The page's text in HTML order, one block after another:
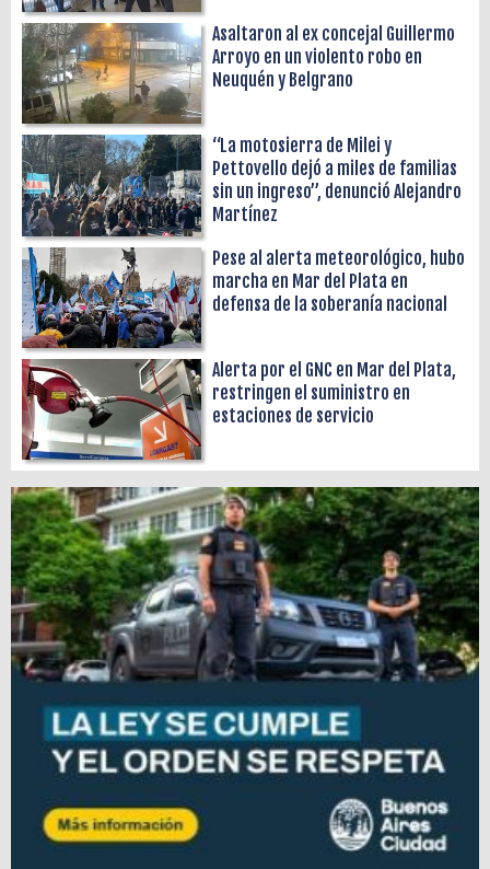
Asaltaron al ex concejal Guillermo
Arroyo en un violento robo en
Neuquén y Belgrano
“La motosierra de Milei y
Pettovello dejó a miles de familias
sin un ingreso”, denunció Alejandro
Martínez
Pese al alerta meteorológico, hubo
marcha en Mar del Plata en
defensa de la soberanía nacional
Alerta por el GNC en Mar del Plata,
restringen el suministro en
estaciones de servicio